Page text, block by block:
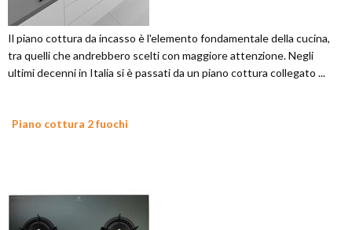
Il piano cottura da incasso è l'elemento fondamentale della cucina,
tra quelli che andrebbero scelti con maggiore attenzione. Negli
ultimi decenni in Italia si è passati da un piano cottura collegato ...
Piano cottura 2 fuochi